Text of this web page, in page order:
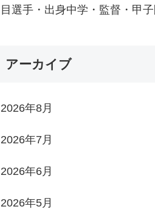
目選手・出身中学・監督・甲
アーカイブ
2026年8月
2026年7月
2026年6月
2026年5月